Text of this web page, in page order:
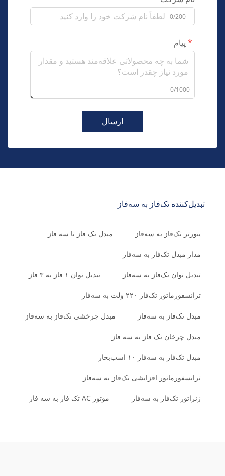
0/200
پیام
0/1000
ارسال
تبدیل‌کننده تک‌فاز به سه‌فاز
ینورتر تک‌فاز به سه‌فاز مبدل تک فاز تا سه فاز
مدار مبدل تک‌فاز به سه‌فاز
تبدیل توان تک‌فاز به سه‌فاز تبدیل توان ۱ فاز به ۳ فاز
ترانسفورماتور تک‌فاز ۲۲۰ ولت به سه‌فاز
مبدل تک‌فاز به سه‌فاز مبدل چرخشی تک‌فاز به سه‌فاز
مبدل چرخان تک فاز به سه فاز
مبدل تک‌فاز به سه‌فاز ۱۰ اسب‌بخار
ترانسفورماتور افزایشی تک‌فاز به سه‌فاز
ژنراتور تک‌فاز به سه‌فاز موتور AC تک فاز به سه فاز